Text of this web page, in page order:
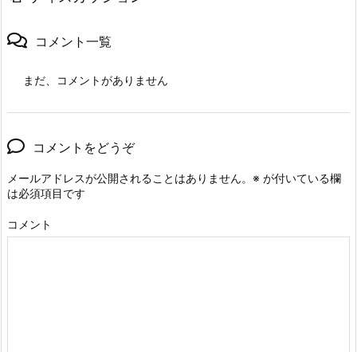
コメント一覧
まだ、コメントがありません
コメントをどうぞ
メールアドレスが公開されることはありません。 ※ が付いている欄
は必須項目です
コメント